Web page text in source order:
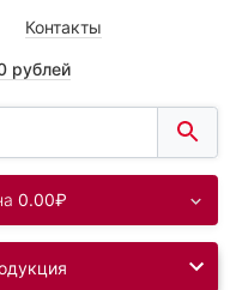
Контакты
рублей
0.00₽